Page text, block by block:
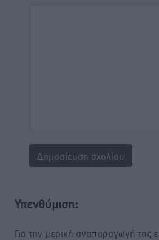
Υπενθύμιση:
Για την μερική αναπαραγωγή της